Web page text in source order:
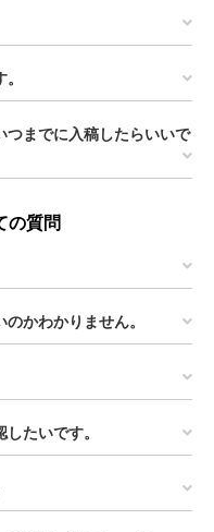
つまでに入稿したらいいで
の質問
かわかりません。
たいです。